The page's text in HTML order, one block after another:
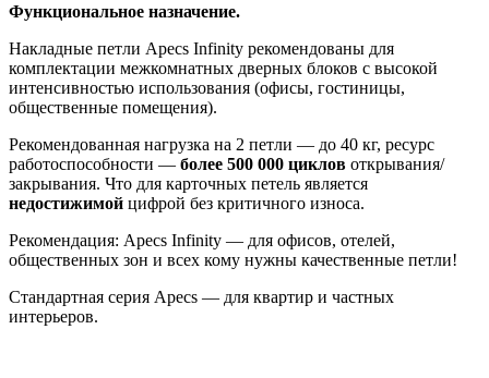
Функциональное назначение.
Накладные петли Apecs Infinity рекомендованы для
комплектации межкомнатных дверных блоков с высокой
интенсивностью использования (офисы, гостиницы,
общественные помещения).
Рекомендованная нагрузка на 2 петли — до 40 кг, ресурс
работоспособности — более 500 000 циклов открывания/
закрывания. Что для карточных петель является
недостижимой цифрой без критичного износа.
Рекомендация: Apecs Infinity — для офисов, отелей,
общественных зон и всех кому нужны качественные петли!
Стандартная серия Apecs — для квартир и частных
интерьеров.